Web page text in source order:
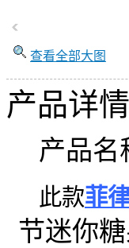
查看全部大图
产品详情
产品名
此款菲
节迷你